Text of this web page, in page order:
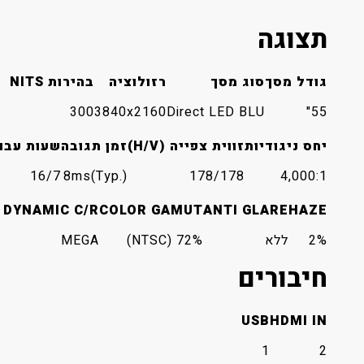
תצוגה
גודל מסך
55"
סוג מסך
Direct LED BLU
רזולוציה
3840x2160
בהירות NITS
300
יחס ניגודיות
4,000:1
זווית צפייה (H/V)
178/178
זמן תגובה
8ms(Typ.)
שעות
16/7
HAZE
2%
ANTI GLARE
ללא
COLOR GAMUT
72% (NTSC)
DYNAMIC C/R
MEGA
חיבורים
HDMI IN
2
USB
1